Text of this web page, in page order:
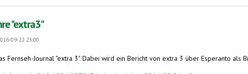
"extra3"
09-22 23:00
Fernseh-Journal "extra 3". Dabei wird ein Bericht von extra 3 über Esperanto